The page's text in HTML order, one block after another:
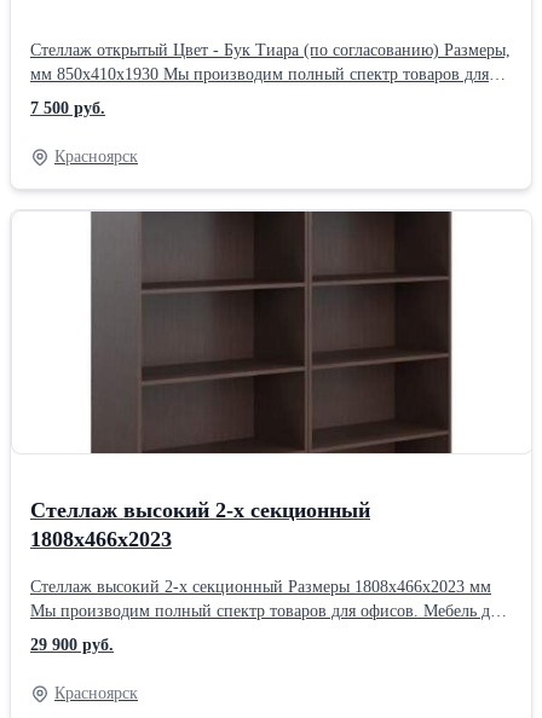
Стеллаж открытый Цвет - Бук Тиара (по согласованию) Размеры,
мм 850х410х1930 Мы производим полный спектр товаров для
офисов. Мебель для кабинетов руководителей, мебель для
персонала, стойки ресепшен, столы для переговоров, решения
для зонирования помещений, мебель для call- центров, мягкую
мебель, демонстрационные доски с маркерными или
грифельными покрытиями, а также являемся поставщиками
согласование ТЗ * Ценовое предложение * Подписание
производство Длина: 85 см Ширина: 41 см Высота: 193 см
Способ упаковки: Картон
7 500 руб.
Красноярск
Стеллаж высокий 2-х секционный
1808х466х2023
Стеллаж высокий 2-х секционный Размеры 1808х466х2023 мм
Мы производим полный спектр товаров для офисов. Мебель для
кабинетов руководителей, мебель для персонала, стойки
ресепшен, столы для переговоров, решения для зонирования
помещений, мебель для call- центров, мягкую мебель,
демонстрационные доски с маркерными или грифельными
29 900 руб.
Красноярск